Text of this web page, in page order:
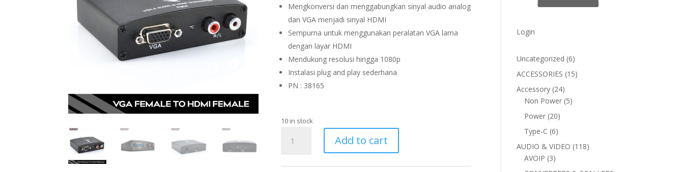
Mengkonversi dan menggabungkan sinyal audio analog
dan VGA menjadi sinyal HDMI
Sempurna untuk menggunakan peralatan VGA lama
dengan layar HDMI
Mendukung resolusi hingga 1080p
Instalasi plug and play sederhana
PN : 38165
10 in stock
VGA
AUDIO
Add to cart
Login
Uncategorized 66
products
ACCESSORIES 1515
Accessory 2424
products
Non Power 55
Power 2020
Type-C 66
products
AUDIO & VIDEO 118118
AVOIP 33
products